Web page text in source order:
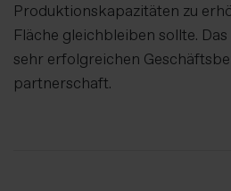
Produktionskapazitäten zu
Fläche gleichbleiben sollte.
sehr erfolgreichen
partnerschaft.